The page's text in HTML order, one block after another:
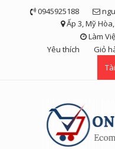
0945925188
Ấp 3, Mỹ
Làm
Yêu thích
Giỏ